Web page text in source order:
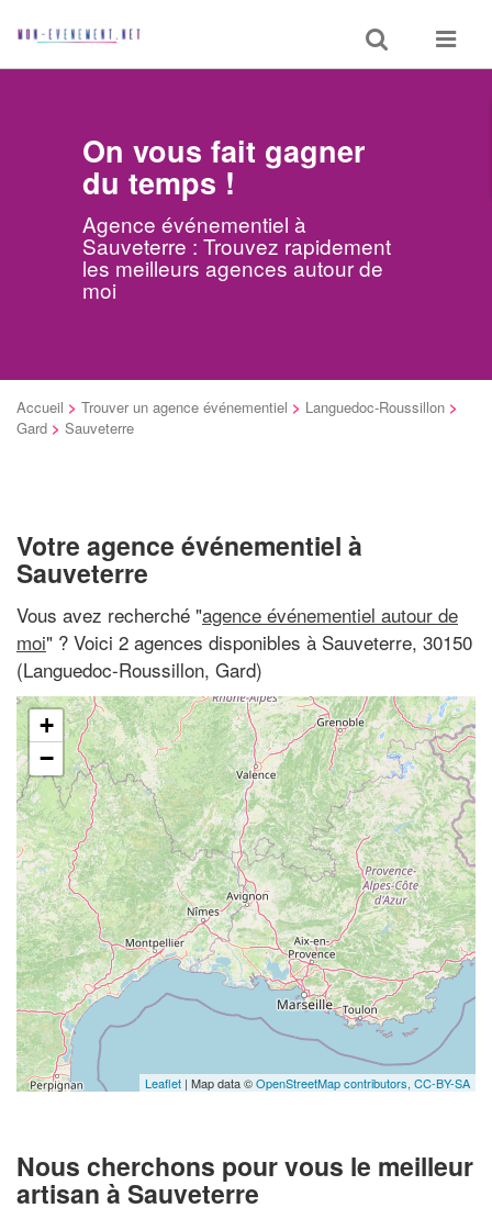
Toggle
search
Toggle
On vous fait gagner
du temps !
Agence événementiel à
Sauveterre : Trouvez rapidement
les meilleurs agences autour de
moi
Accueil > Trouver un agence événementiel > Languedoc-Roussillon >
Gard > Sauveterre
Votre agence événementiel à
Sauveterre
Vous avez recherché "agence événementiel autour de
moi" ? Voici 2 agences disponibles à Sauveterre, 30150
(Languedoc-Roussillon, Gard)
+
−
Leaflet | Map data ©OpenStreetMap contributors, CC-BY-SA
Nous cherchons pour vous le meilleur
artisan à Sauveterre